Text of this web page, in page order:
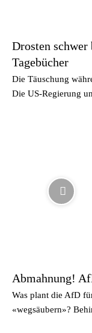
Drosten
Tagebücher
Die Täuschung
Die US-Regierung
Abmahnung!
Was plant die AfD
«wegsäubern»?